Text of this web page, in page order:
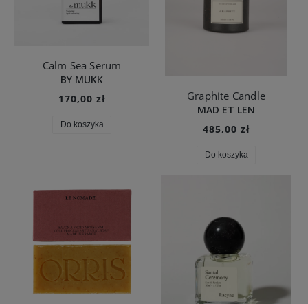
Calm Sea Serum
BY MUKK
170,00 zł
Do koszyka
Graphite Candle
MAD ET LEN
485,00 zł
Do koszyka